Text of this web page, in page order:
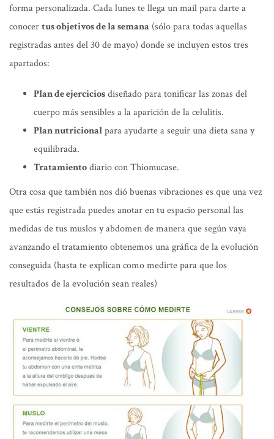
forma personalizada. Cada lunes te llega un mail para darte a
conocertus objetivos de la semana (sólo para todas aquellas
registradas antes del 30 de mayo) donde se incluyen estos tres
apartados:
Plan de ejerciciosdiseñado para tonificar las zonas del
cuerpo más sensibles a la aparición de la celulitis.
Plan nutricionalpara ayudarte a seguir una dieta sana y
equilibrada.
Tratamientodiario con Thiomucase.
Otra cosa que también nos dió buenas vibraciones es que una vez
que estás registrada puedes anotar en tu espacio personal las
medidas de tus muslos y abdomen de manera que según vaya
avanzando el tratamiento obtenemos una gráfica de la evolución
conseguida (hasta te explican como medirte para que los
resultados de la evolución sean reales)